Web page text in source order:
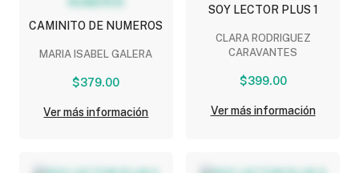
CAMINITO DE NUMEROS
MARIA ISABEL GALERA
$379.00
Ver más información
SOY LECTOR PLUS 1
CLARA RODRIGUEZ
CARAVANTES
$399.00
Ver más información